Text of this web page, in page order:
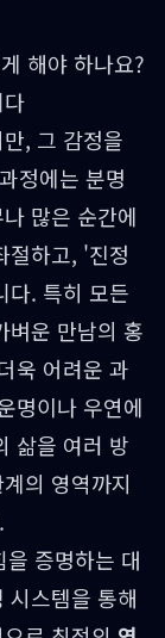
해야 하나요?
, 그 감정을
정에는 분명
많은 순간에
절하고, '진정
다. 특히 모든
벼운 만남의 홍
욱 어려운 과
명이나 우연에
삶을 여러 방
의 영역까지
증명하는 대
시스템을 통해